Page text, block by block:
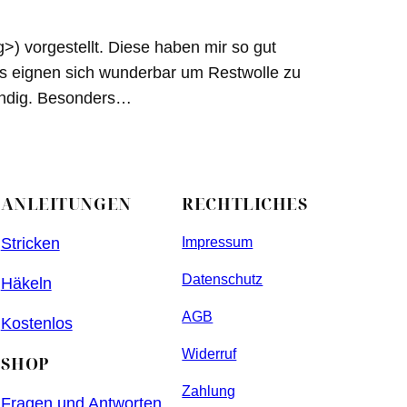
vorgestellt. Diese haben mir so gut
eignen sich wunderbar um Restwolle zu
Besonders…
ANLEITUNGEN
Stricken
Häkeln
Kostenlos
SHOP
RECHTLICHES
Impressum
Datenschutz
AGB
Widerruf
Zahlung